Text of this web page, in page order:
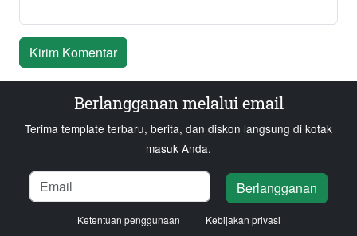
Berlangganan melalui email
Terima template terbaru, berita, dan diskon langsung di kotak
masuk Anda.
Nama
Email Memuat...
Berlangganan
Ketentuan penggunaan Kebijakan privasi